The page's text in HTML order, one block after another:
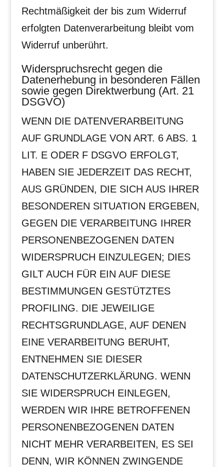
Rechtmäßigkeit der bis zum Widerruf
erfolgten Datenverarbeitung bleibt vom
Widerruf unberührt.
Widerspruchsrecht gegen die
Datenerhebung in besonderen Fällen
sowie gegen Direktwerbung (Art. 21
DSGVO)
WENN DIE DATENVERARBEITUNG
AUF GRUNDLAGE VON ART. 6 ABS. 1
LIT. E ODER F DSGVO ERFOLGT,
HABEN SIE JEDERZEIT DAS RECHT,
AUS GRÜNDEN, DIE SICH AUS IHRER
BESONDEREN SITUATION ERGEBEN,
GEGEN DIE VERARBEITUNG IHRER
PERSONENBEZOGENEN DATEN
WIDERSPRUCH EINZULEGEN; DIES
GILT AUCH FÜR EIN AUF DIESE
BESTIMMUNGEN GESTÜTZTES
PROFILING. DIE JEWEILIGE
RECHTSGRUNDLAGE, AUF DENEN
EINE VERARBEITUNG BERUHT,
ENTNEHMEN SIE DIESER
DATENSCHUTZERKLÄRUNG. WENN
SIE WIDERSPRUCH EINLEGEN,
WERDEN WIR IHRE BETROFFENEN
PERSONENBEZOGENEN DATEN
NICHT MEHR VERARBEITEN, ES SEI
DENN, WIR KÖNNEN ZWINGENDE